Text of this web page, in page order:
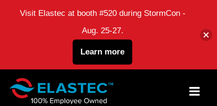
Visit Elastec at booth #520 during StormCon -
Aug. 25-27.
Learn more